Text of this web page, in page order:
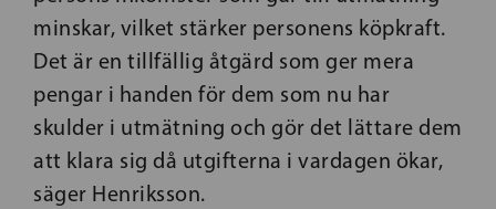
minskar, vilket stärker personens köpkraft.
Det är en tillfällig åtgärd som ger mera
pengar i handen för dem som nu har
skulder i utmätning och gör det lättare dem
att klara sig då utgifterna i vardagen ökar,
säger Henriksson.